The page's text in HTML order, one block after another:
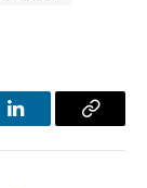
LinkedInCopy